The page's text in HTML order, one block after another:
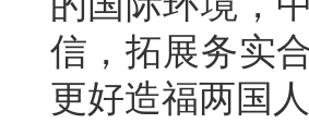
信，拓展务实
更好造福两国人